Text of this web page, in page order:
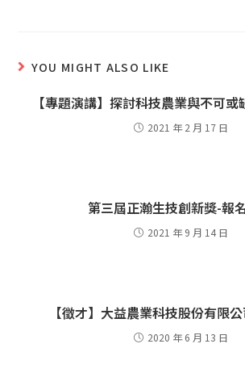
YOU MIGHT ALSO LIKE
【專題演講】探討科技農業與不可或
2021 年 2 月 17 日
第三屆正瀚生技創新獎-報
2021 年 9 月 14 日
【徵才】大益農業科技股份有限
2020 年 6 月 13 日